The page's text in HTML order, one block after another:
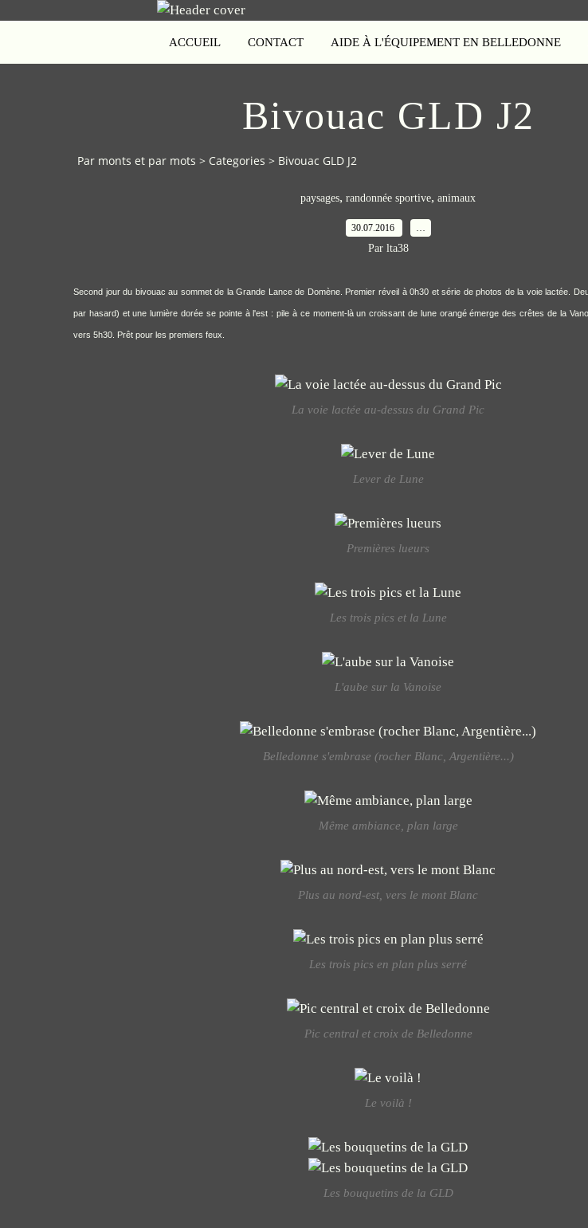
ACCUEIL CONTACT AIDE À L'ÉQUIPEMENT EN BELLEDONNE
Bivouac GLD J2
Par monts et par mots > Categories > Bivouac GLD J2
paysages, randonnée sportive, animaux
30.07.2016
Par lta38
Second jour du bivouac au sommet de la Grande Lance de Domène. Premier réveil à 0h30 et série de photos de la voie lactée.
par hasard) et une lumière dorée se pointe à l'est : pile à ce moment-là un croissant de lune orangé émerge des crêtes de la
vers 5h30. Prêt pour les premiers feux.
La voie lactée au-dessus du Grand Pic
Lever de Lune
Premières lueurs
Les trois pics et la Lune
L'aube sur la Vanoise
Belledonne s'embrase (rocher Blanc, Argentière...)
Même ambiance, plan large
Plus au nord-est, vers le mont Blanc
Les trois pics en plan plus serré
Pic central et croix de Belledonne
Le voilà !
Les bouquetins de la GLD